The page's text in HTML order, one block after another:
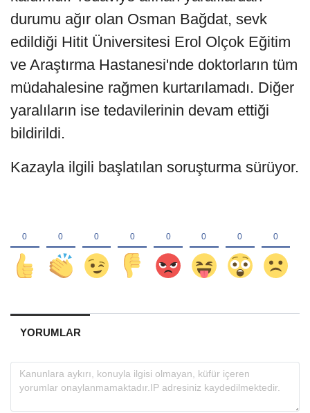
durumu ağır olan Osman Bağdat, sevk
edildiği Hitit Üniversitesi Erol Olçok Eğitim
ve Araştırma Hastanesi'nde doktorların tüm
müdahalesine rağmen kurtarılamadı. Diğer
yaralıların ise tedavilerinin devam ettiği
bildirildi.
Kazayla ilgili başlatılan soruşturma sürüyor.
YORUMLAR